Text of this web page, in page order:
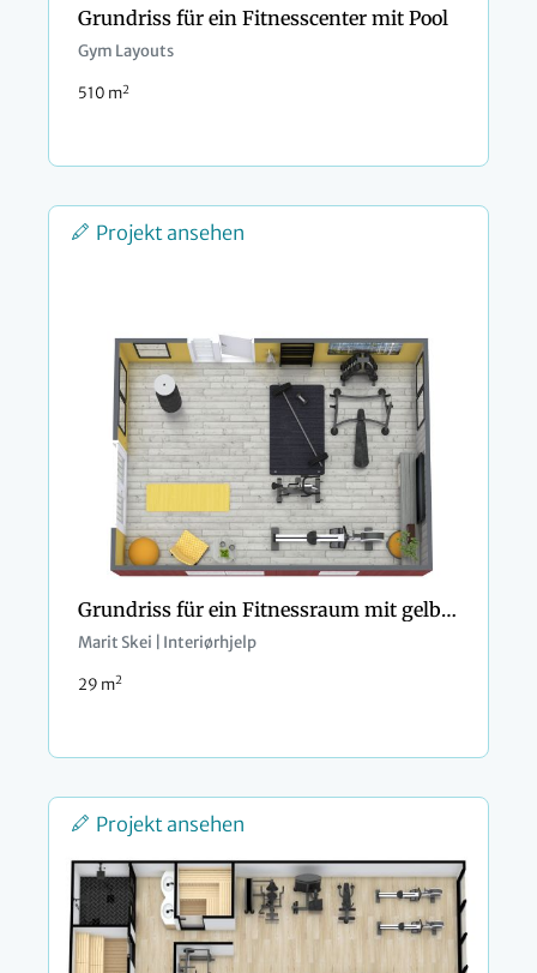
Grundriss für ein Fitnesscenter mit Pool
Gym Layouts
510 m2
Projekt ansehen
Grundriss für ein Fitnessraum mit gelben Akzentfarben
Marit Skei | Interiørhjelp
29 m2
Projekt ansehen